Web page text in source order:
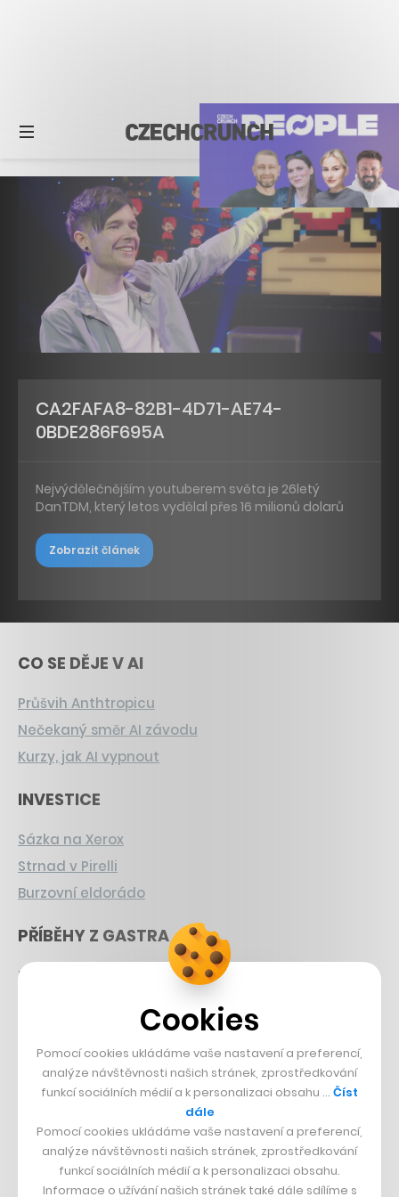
CA2FAFA8-82B1-4D71-AE74-
0BDE286F695A
Nejvýdělečnějším youtuberem světa je 26letý
DanTDM, který letos vydělal přes 16 milionů dolarů
Zobrazit článek
CO SE DĚJE V AI
Průšvih Anthtropicu
Nečekaný směr AI závodu
Kurzy, jak AI vypnout
INVESTICE
Sázka na Xerox
Strnad v Pirelli
Burzovní eldorádo
PŘÍBĚHY Z GASTRA
Boční projekt, co se zvrtnul
Francouzský šéfkuchař na Šumavě
Dva golfisti, co pečou
DESIGN
Originální hodinky
Nábytek z betonu
Cookies
Pomocí cookies ukládáme vaše nastavení a preferencí,
analýze návštěvnosti našich stránek, zprostředkování
funkcí sociálních médií a k personalizaci obsahu … Číst
dále
Pomocí cookies ukládáme vaše nastavení a preferencí,
analýze návštěvnosti našich stránek, zprostředkování
funkcí sociálních médií a k personalizaci obsahu.
Informace o užívání našich stránek také dále sdílíme s